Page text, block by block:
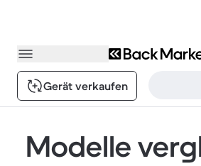
Gerät verkaufen
Modelle